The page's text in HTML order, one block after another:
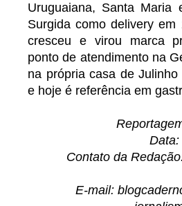
Uruguaiana, Santa Maria
Surgida como delivery
cresceu e virou marca
ponto de atendimento na
na própria casa de
e hoje é referência em
Data:
Contato da
E-mail: